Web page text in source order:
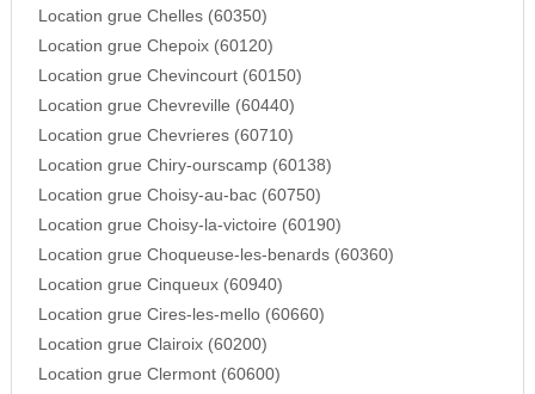
Location grue Chelles (60350)
Location grue Chepoix (60120)
Location grue Chevincourt (60150)
Location grue Chevreville (60440)
Location grue Chevrieres (60710)
Location grue Chiry-ourscamp (60138)
Location grue Choisy-au-bac (60750)
Location grue Choisy-la-victoire (60190)
Location grue Choqueuse-les-benards (60360)
Location grue Cinqueux (60940)
Location grue Cires-les-mello (60660)
Location grue Clairoix (60200)
Location grue Clermont (60600)